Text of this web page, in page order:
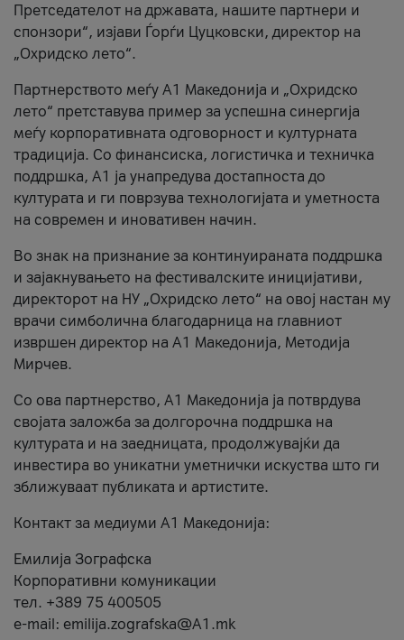
Претседателот на државата, нашите партнери и
спонзори“, изјави Ѓорѓи Цуцковски, директор на
„Охридско лето“.
Партнерството меѓу A1 Македонија и „Охридско
лето“ претставува пример за успешна синергија
меѓу корпоративната одговорност и културната
традиција. Со финансиска, логистичка и техничка
поддршка, A1 ја унапредува достапноста до
културата и ги поврзува технологијата и уметноста
на современ и иновативен начин.
Во знак на признание за континуираната поддршка
и зајакнувањето на фестивалските иницијативи,
директорот на НУ „Охридско лето“ на овој настан му
врачи симболична благодарница на главниот
извршен директор на A1 Македонија, Методија
Мирчев.
Со ова партнерство, A1 Македонија ја потврдува
својата заложба за долгорочна поддршка на
културата и на заедницата, продолжувајќи да
инвестира во уникатни уметнички искуства што ги
зближуваат публиката и артистите.
Контакт за медиуми А1 Македонија:
Емилија Зографска
Корпоративни комуникации
тел. +389 75 400505
e-mail: emilija.zografska@A1.mk